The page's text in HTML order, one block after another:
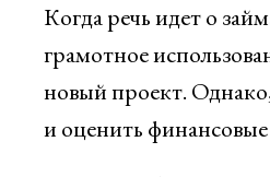
Когда речь идет о
грамотное
новый проект.
и оценить